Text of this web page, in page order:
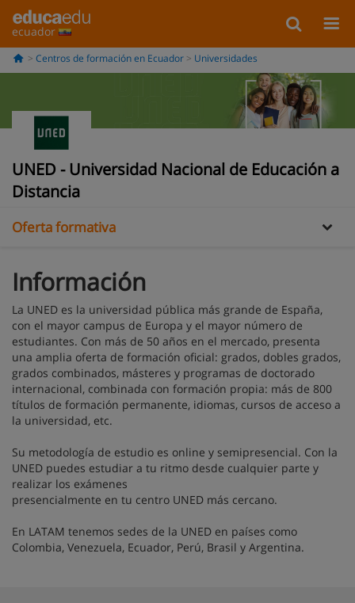
ecuador
Centros de formación en Ecuador Universidades
UNED - Universidad Nacional de Educación a
Distancia
Información
Galería
Oferta formativa
Información
La UNED es la universidad pública más grande de España,
con el mayor campus de Europa y el mayor número de
estudiantes. Con más de 50 años en el mercado, presenta
una amplia oferta de formación oficial: grados, dobles grados,
grados combinados, másteres y programas de doctorado
internacional, combinada con formación propia: más de 800
títulos de formación permanente, idiomas, cursos de acceso a
la universidad, etc.
Su metodología de estudio es online y semipresencial. Con la
UNED puedes estudiar a tu ritmo desde cualquier parte y
realizar los exámenes
presencialmente en tu centro UNED más cercano.
En LATAM tenemos sedes de la UNED en países como
Colombia, Venezuela, Ecuador, Perú, Brasil y Argentina.